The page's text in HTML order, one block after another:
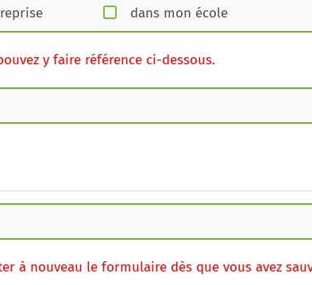
dans mon école
y faire référence ci-dessous.
à nouveau le formulaire dès que vous avez